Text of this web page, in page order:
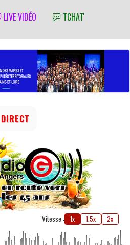
LIVE VIDÉO TCHAT'
Vitesse : 1x 1.5x 2x